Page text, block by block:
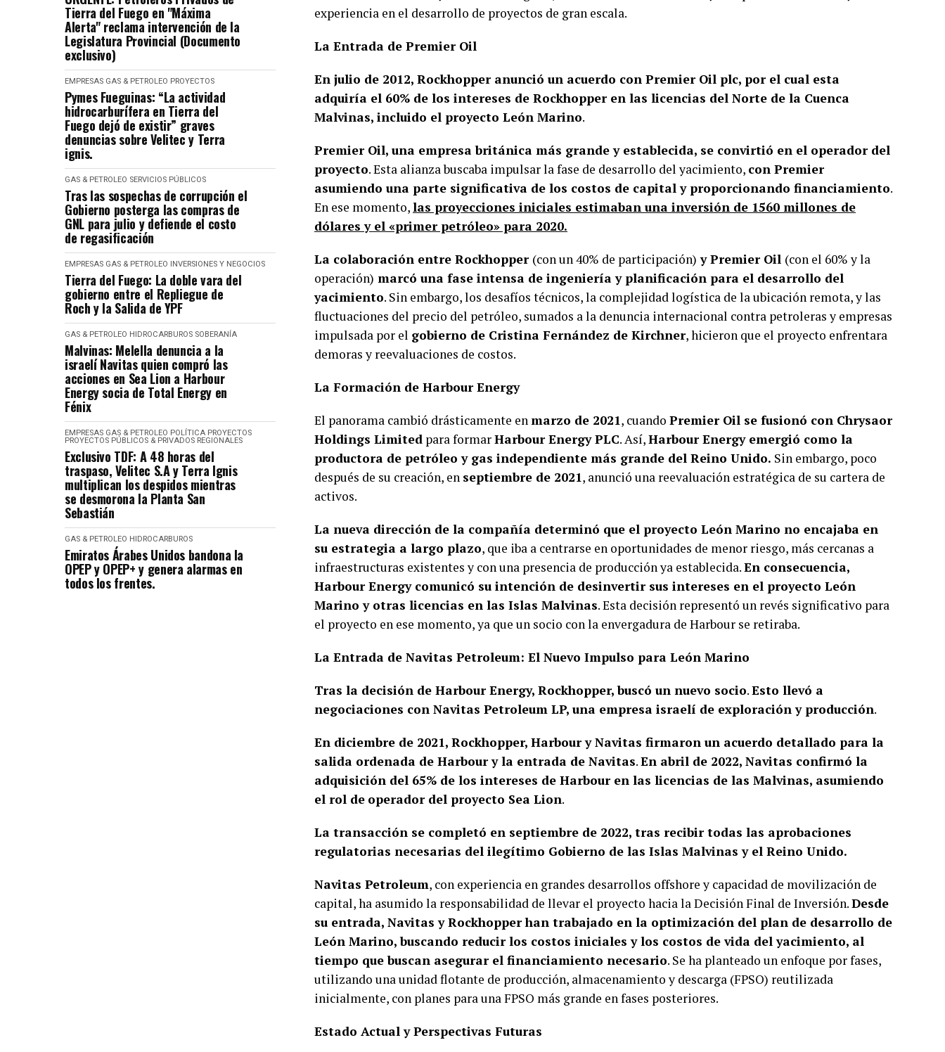
Tierra del Fuego en "Máxima
Alerta" reclama intervención de la
Legislatura Provincial (Documento
exclusivo)
EMPRESAS GAS & PETROLEO PROYECTOS
Pymes Fueguinas: “La actividad
hidrocarburífera en Tierra del
Fuego dejó de existir” graves
denuncias sobre Velitec y Terra
ignis.
GAS & PETROLEO SERVICIOS PÚBLICOS
Tras las sospechas de corrupción el
Gobierno posterga las compras de
GNL para julio y defiende el costo
de regasificación
EMPRESAS GAS & PETROLEO INVERSIONES Y NEGOCIOS
Tierra del Fuego: La doble vara del
gobierno entre el Repliegue de
Roch y la Salida de YPF
GAS & PETROLEO HIDROCARBUROS SOBERANÍA
Malvinas: Melella denuncia a la
israelí Navitas quien compró las
acciones en Sea Lion a Harbour
Energy socia de Total Energy en
Fénix
EMPRESAS GAS & PETROLEO POLÍTICA PROYECTOS
PROYECTOS PÚBLICOS & PRIVADOS REGIONALES
Exclusivo TDF: A 48 horas del
traspaso, Velitec S.A y Terra Ignis
multiplican los despidos mientras
se desmorona la Planta San
Sebastián
GAS & PETROLEO HIDROCARBUROS
Emiratos Árabes Unidos bandona la
OPEP y OPEP+ y genera alarmas en
todos los frentes.
experiencia en el desarrollo de proyectos de gran escala.
La Entrada de Premier Oil
En julio de 2012, Rockhopper anunció un acuerdo con Premier Oil plc, por el cual esta
adquiría el 60% de los intereses de Rockhopper en las licencias del Norte de la Cuenca
Malvinas, incluido el proyecto León Marino.
Premier Oil, una empresa británica más grande y establecida, se convirtió en el operador del
proyecto. Esta alianza buscaba impulsar la fase de desarrollo del yacimiento, con Premier
asumiendo una parte significativa de los costos de capital y proporcionando financiamiento.
En ese momento,las proyecciones iniciales estimaban una inversión de 1560 millones de
dólares y el «primer petróleo» para 2020.
La colaboración entre Rockhopper (con un 40% de participación) y Premier Oil (con el 60% y la
operación) marcó una fase intensa de ingeniería y planificación para el desarrollo del
yacimiento. Sin embargo, los desafíos técnicos, la complejidad logística de la ubicación remota, y las
fluctuaciones del precio del petróleo, sumados a la denuncia internacional contra petroleras y empresas
impulsada por el gobierno de Cristina Fernández de Kirchner, hicieron que el proyecto enfrentara
demoras y reevaluaciones de costos.
La Formación de Harbour Energy
El panorama cambió drásticamente enmarzo de 2021, cuando Premier Oil se fusionó con Chrysaor
Holdings Limited para formarHarbour Energy PLC. Así,Harbour Energy emergió como la
productora de petróleo y gas independiente más grande del Reino Unido. Sin embargo, poco
después de su creación, en septiembre de 2021, anunció una reevaluación estratégica de su cartera de
activos.
La nueva dirección de la compañía determinó que el proyecto León Marino no encajaba en
su estrategia a largo plazo, que iba a centrarse en oportunidades de menor riesgo, más cercanas a
infraestructuras existentes y con una presencia de producción ya establecida.En consecuencia,
Harbour Energy comunicó su intención de desinvertir sus intereses en el proyecto León
Marino y otras licencias en las Islas Malvinas. Esta decisión representó un revés significativo para
el proyecto en ese momento, ya que un socio con la envergadura de Harbour se retiraba.
La Entrada de Navitas Petroleum: El Nuevo Impulso para León Marino
Tras la decisión de Harbour Energy, Rockhopper, buscó un nuevo socio.Esto llevó a
negociaciones con Navitas Petroleum LP, una empresa israelí de exploración y producción.
En diciembre de 2021, Rockhopper, Harbour y Navitas firmaron un acuerdo detallado para la
salida ordenada de Harbour y la entrada de Navitas.En abril de 2022, Navitas confirmó la
adquisición del 65% de los intereses de Harbour en las licencias de las Malvinas, asumiendo
el rol de operador del proyecto Sea Lion.
La transacción se completó en septiembre de 2022, tras recibir todas las aprobaciones
regulatorias necesarias del ilegítimo Gobierno de las Islas Malvinas y el Reino Unido.
Navitas Petroleum, con experiencia en grandes desarrollos offshore y capacidad de movilización de
capital, ha asumido la responsabilidad de llevar el proyecto hacia la Decisión Final de Inversión.Desde
su entrada, Navitas y Rockhopper han trabajado en la optimización del plan de desarrollo de
León Marino, buscando reducir los costos iniciales y los costos de vida del yacimiento, al
tiempo que buscan asegurar el financiamiento necesario. Se ha planteado un enfoque por fases,
utilizando una unidad flotante de producción, almacenamiento y descarga (FPSO) reutilizada
inicialmente, con planes para una FPSO más grande en fases posteriores.
Estado Actual y Perspectivas Futuras